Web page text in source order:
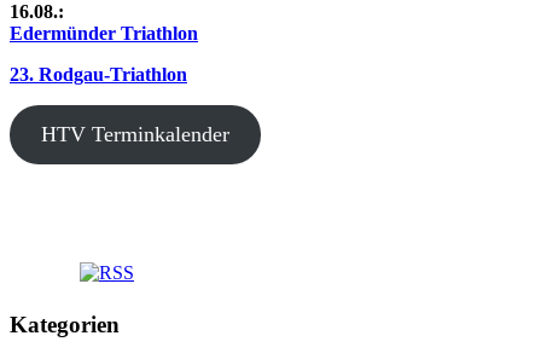
16.08.:
Edermünder Triathlon
23. Rodgau-Triathlon
HTV Terminkalender
Kategorien